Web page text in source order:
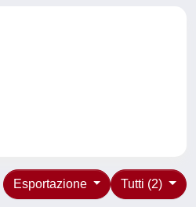
Tutti (2)
Esportazione